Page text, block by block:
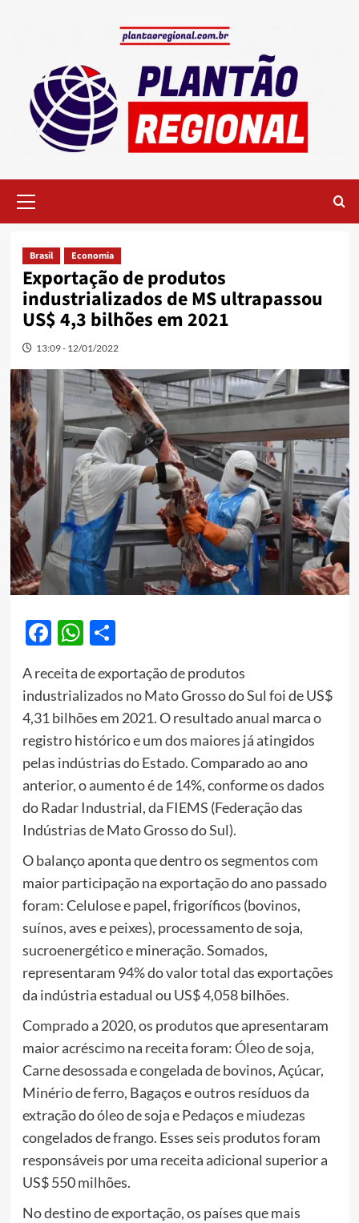
Menu
Brasil Economia
Exportação de produtos
industrializados de MS ultrapassou
US$ 4,3 bilhões em 2021
13:09 - 12/01/2022
Facebook
WhatsApp
Share
A receita de exportação de produtos
industrializados no Mato Grosso do Sul foi de US$
4,31 bilhões em 2021. O resultado anual marca o
registro histórico e um dos maiores já atingidos
pelas indústrias do Estado. Comparado ao ano
anterior, o aumento é de 14%, conforme os dados
do Radar Industrial, da FIEMS (Federação das
Indústrias de Mato Grosso do Sul).
O balanço aponta que dentro os segmentos com
maior participação na exportação do ano passado
foram: Celulose e papel, frigoríficos (bovinos,
suínos, aves e peixes), processamento de soja,
sucroenergético e mineração. Somados,
representaram 94% do valor total das exportações
da indústria estadual ou US$ 4,058 bilhões.
Comprado a 2020, os produtos que apresentaram
maior acréscimo na receita foram: Óleo de soja,
Carne desossada e congelada de bovinos, Açúcar,
Minério de ferro, Bagaços e outros resíduos da
extração do óleo de soja e Pedaços e miudezas
congelados de frango. Esses seis produtos foram
responsáveis por uma receita adicional superior a
US$ 550 milhões.
No destino de exportação, os países que mais